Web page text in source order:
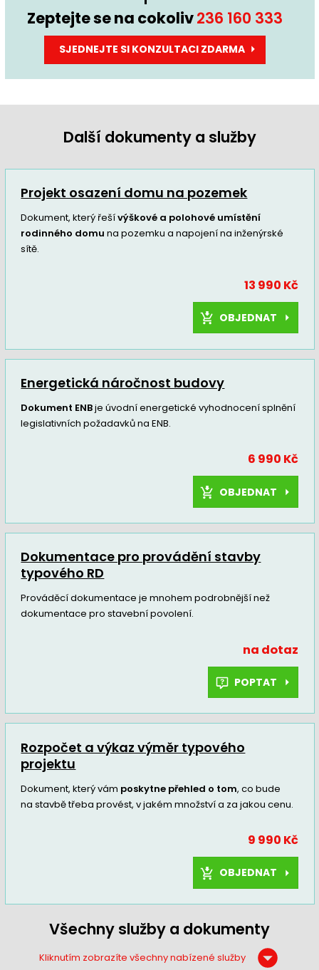
Zeptejte se na cokoliv236 160 333
SJEDNEJTE SI KONZULTACI ZDARMA
Další dokumenty a služby
Projekt osazení domu na pozemek
Dokument, který řešívýškové a polohové umístění
rodinného domu na pozemku a napojení na inženýrské
sítě.
13 990 Kč
OBJEDNAT
Energetická náročnost budovy
Dokument ENBje úvodní energetické vyhodnocení splnění
legislativních požadavků na ENB.
6 990 Kč
OBJEDNAT
Dokumentace pro provádění stavby
typového RD
Prováděcí dokumentace je mnohem podrobnější než
dokumentace pro stavební povolení.
na dotaz
POPTAT
Rozpočet a výkaz výměr typového
projektu
Dokument, který vám poskytne přehled o tom, co bude
na stavbě třeba provést, v jakém množství a za jakou cenu.
9 990 Kč
OBJEDNAT
Všechny služby a dokumenty
Kliknutím zobrazíte všechny nabízené služby